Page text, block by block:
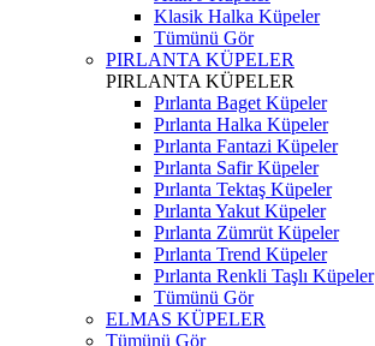
Klasik Halka Küpeler
Tümünü Gör
PIRLANTA KÜPELER
PIRLANTA KÜPELER
Pırlanta Baget Küpeler
Pırlanta Halka Küpeler
Pırlanta Fantazi Küpeler
Pırlanta Safir Küpeler
Pırlanta Tektaş Küpeler
Pırlanta Yakut Küpeler
Pırlanta Zümrüt Küpeler
Pırlanta Trend Küpeler
Pırlanta Renkli Taşlı Küpeler
Tümünü Gör
ELMAS KÜPELER
Tümünü Gör